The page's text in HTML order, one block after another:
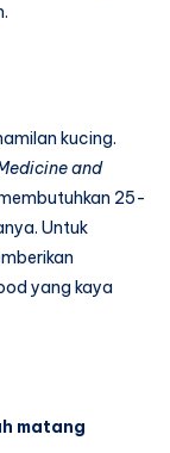
kucing.
and
25-
Untuk
yang kaya
matang